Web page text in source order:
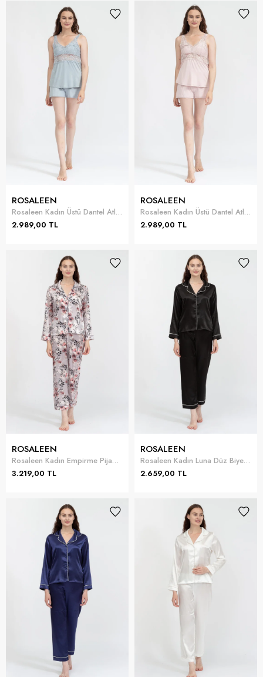
ROSALEEN
Rosaleen Kadın Üstü Dantel Atletli 3lü Pijama Takımı
2.989,00 TL
ROSALEEN
Rosaleen Kadın Üstü Dantel Atletli 3lü Pijama Takımı
2.989,00 TL
ROSALEEN
Rosaleen Kadın Empirme Pijama Takımı
3.219,00 TL
ROSALEEN
Rosaleen Kadın Luna Düz Biyeli Pijama Takımı
2.659,00 TL